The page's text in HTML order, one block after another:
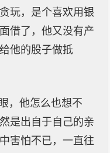
玩，是个喜欢用银
借了，他又没有产
他的股子做抵
，他怎么也想不
是出自于自己的亲
害怕不已，一直往